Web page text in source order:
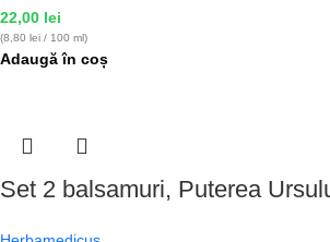
22,00 lei
(8,80 lei / 100 ml)
Adaugă în coș
Set 2 balsamuri, Puterea